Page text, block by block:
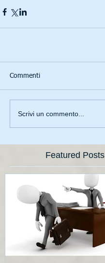
Commenti
Scrivi un commento...
Featured Posts